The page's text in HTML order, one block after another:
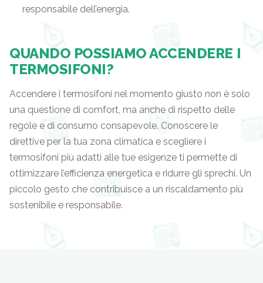
responsabile dell’energia.
QUANDO POSSIAMO ACCENDERE I
TERMOSIFONI?
Accendere i termosifoni nel momento giusto non è solo
una questione di comfort, ma anche di rispetto delle
regole e di consumo consapevole. Conoscere le
direttive per la tua zona climatica e scegliere i
termosifoni più adatti alle tue esigenze ti permette di
ottimizzare l’efficienza energetica e ridurre gli sprechi. Un
piccolo gesto che contribuisce a un riscaldamento più
sostenibile e responsabile.